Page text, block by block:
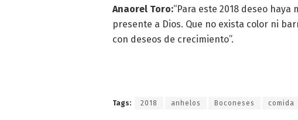
Anaorel Toro:“Para este 2018 deseo
presente a Dios. Que no exista color ni
con deseos de crecimiento”.
Tags: 2018 anhelos Boconeses comida